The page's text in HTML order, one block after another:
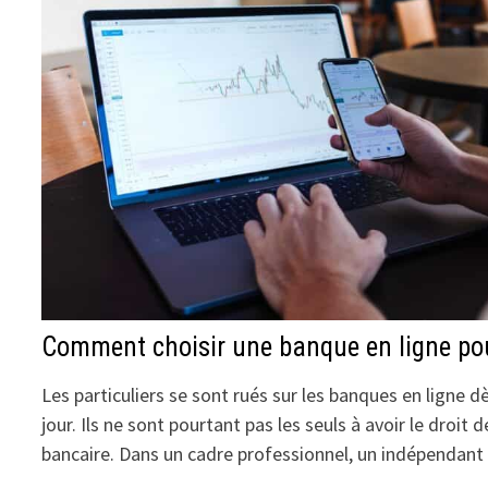
Comment choisir une banque en ligne
Les particuliers se sont rués sur les banques en ligne
jour. Ils ne sont pourtant pas les seuls à avoir le droit
bancaire. Dans un cadre professionnel, un